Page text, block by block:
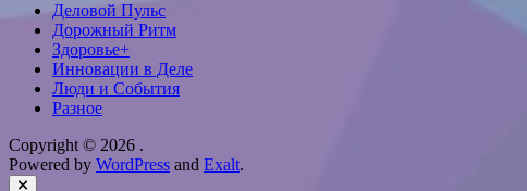
Деловой Пульс
Дорожный Ритм
Здоровье+
Инновации в Деле
Люди и События
Разное
Copyright © 2026 .
Powered by WordPress and Exalt.
Close